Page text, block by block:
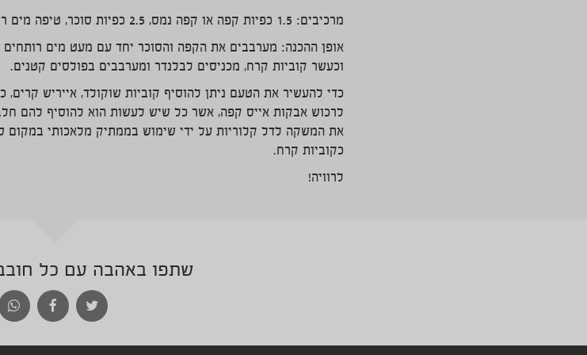
מרכיבים: 1.5 כפיות קפה או קפה נמס, 2.5 כפיות סוכר, טיפה מים רותחים, חלב קר, קוביות קרח, בלנדר.
אופן ההכנה: מערבבים את הקפה והסוכר יחד עם מעט מים
וכעשר קוביות קרח, מכניסים לבלנדר ומערבבים בפולסים קטנים.
כדי להעשיר את הטעם ניתן להוסיף קוביות שוקולד, אייריש קרים,
לרכוש אבקות אייס קפה, אשר כל שיש לעשות הוא להוסיף להם
כקוביות קרח.
לרוויה!
שתפו באהבה עם כל